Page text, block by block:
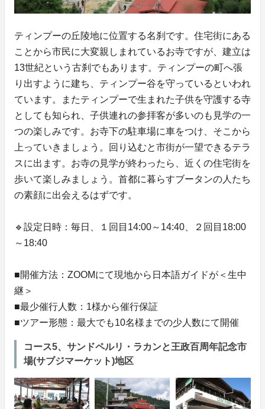
ティンプーの丘陵地に位置する名刹です。住宅街にある
ことから市民に大変親しまれているお寺ですが、建立は
13世紀という古刹でもあります。ティンプーの町へ張
り出すように建ち、ティンプー谷を守っているといわれ
ています。またティンプーで生まれた子供を守護する寺
としても知られ、子供連れの参拝客が多いのも見学の一
つの楽しみです。お寺下の駐車場に車をつけ、そこから
上っていきましょう。回り込むと市街が一望できるテラ
スに出ます。お寺の見学が終わったら、近くの住宅街を
歩いて楽しみましょう。首都に暮らすブータンの人たち
の素顔に出会えるはずです。
🔹設定日時：毎日、１回目14:00～14:40、２回目18:00
～18:40
■開催方法：ZOOMにて現地から日本語ガイドが＜生中
継＞
■最少催行人数：1様から催行保証
■ツアー形態：最大でも10名様までの少人数にて開催
コース5、サンドペルリ・ラカンと王政百周年記念市
場(サブジマーケット)地区